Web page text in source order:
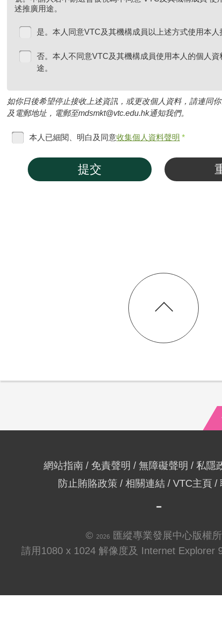
述推廣用途。
是。本人同意VTC及其機構成員以上述方式使用本
否。本人不同意VTC及其機構成員使用本人的個人
途。
如你日後希望停止接收上述資訊，或更改個人資料，請連同
及電郵地址，電郵至mdsmkt@vtc.edu.hk通知我們。
本人已細閱、明白及同意收集個人資料聲明 *
提交
網站指南 免責聲明 無障礙聲明
私隱
防止賄賂政策
相關連結 VTC主頁
© 2026
匯縱專業發展中心版權
請用1080 x 1024 解像度及 Internet Explorer